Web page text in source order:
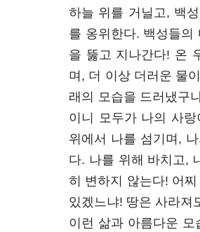
하늘 위를 거닐고, 백
를 옹위한다. 백성들의
을 뚫고 지나간다! 온
며, 더 이상 더러운 물
래의 모습을 드러냈구
이니 모두가 나의 사
위에서 나를 섬기며,
다. 나를 위해 바치고,
히 변하지 않는다! 어
있겠느냐! 땅은 사라져
이런 삶과 아름다운